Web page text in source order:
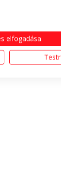
elfogadása